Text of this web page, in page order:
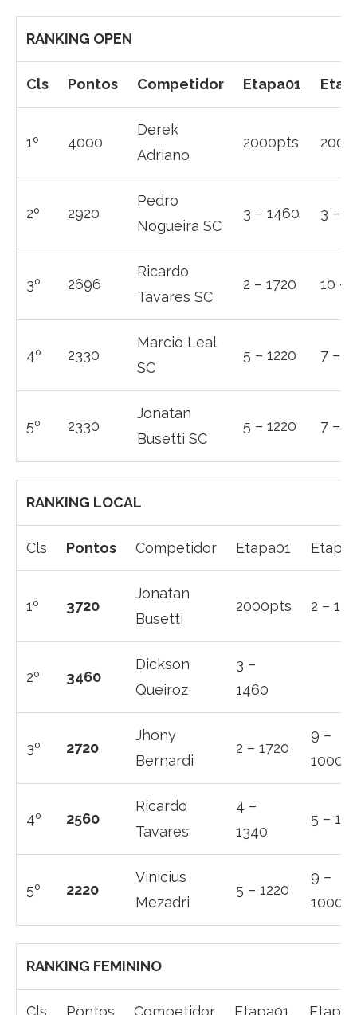
RANKING OPEN
Cls Pontos Competidor Etapa01
1º 4000
Derek
Adriano
2000pts
2º 2920
Pedro
Nogueira SC
3 – 1460 3 –
3º 2696
Ricardo
Tavares SC
2 – 1720 10 –
4º 2330
Marcio Leal
SC
5 – 1220 7 –
5º 2330
Jonatan
Busetti SC
5 – 1220 7 –
RANKING LOCAL
Cls Pontos Competidor Etapa01
1º 3720
Jonatan
Busetti
2000pts 2 –
2º 3460
Dickson
Queiroz
3 –
1460
3º 2720
Jhony
Bernardi
2 – 1720
9 –
1000
4º 2560
Ricardo
Tavares
4 –
1340
5 –
5º 2220
Vinicius
Mezadri
5 – 1220
9 –
1000
RANKING FEMININO
Cls Pontos Competidor Etapa01